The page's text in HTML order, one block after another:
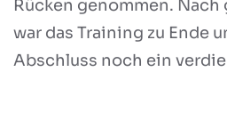
Rücken genommen.
war das Training zu Ende
Abschluss noch ein